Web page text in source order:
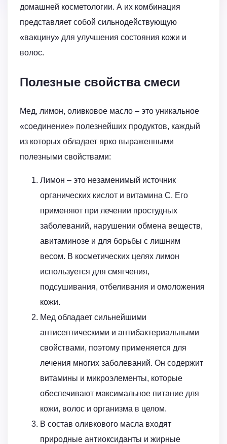
домашней косметологии. А их комбинация
представляет собой сильнодействующую
«вакцину» для улучшения состояния кожи и
волос.
Полезные свойства смеси
Мед, лимон, оливковое масло – это уникальное
«соединение» полезнейших продуктов, каждый
из которых обладает ярко выраженными
полезными свойствами:
Лимон – это незаменимый источник
органических кислот и витамина С. Его
применяют при лечении простудных
заболеваний, нарушении обмена веществ,
авитаминозе и для борьбы с лишним
весом. В косметических целях лимон
используется для смягчения,
подсушивания, отбеливания и омоложения
кожи.
Мед обладает сильнейшими
антисептическими и антибактериальными
свойствами, поэтому применяется для
лечения многих заболеваний. Он содержит
витамины и микроэлементы, которые
обеспечивают максимальное питание для
кожи, волос и организма в целом.
В состав оливкового масла входят
природные антиоксиданты и жирные